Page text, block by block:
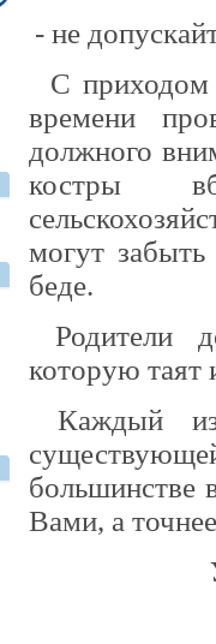
- не
С приходом
времени
должного
костры
могут
беде.
Родители
которую таят
Каждый из
большинстве
Вами, а